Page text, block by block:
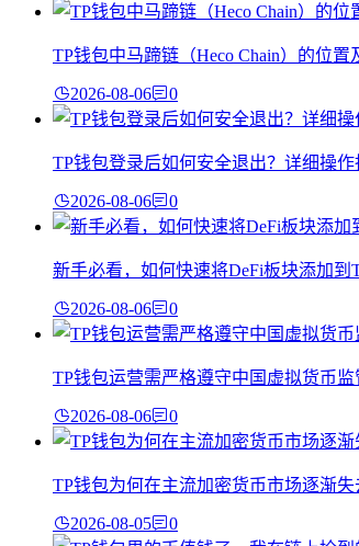
TP钱包中马蹄链（Heco Chain）的位置
2026-08-06 0
TP钱包登录后如何安全退出？详细操
2026-08-06 0
新手必看，如何快速将DeFi板块添加到
2026-08-06 0
TP钱包运营需严格遵守中国虚拟货币监
2026-08-06 0
TP钱包为何在主流加密货币市场逐渐失
2026-08-05 0